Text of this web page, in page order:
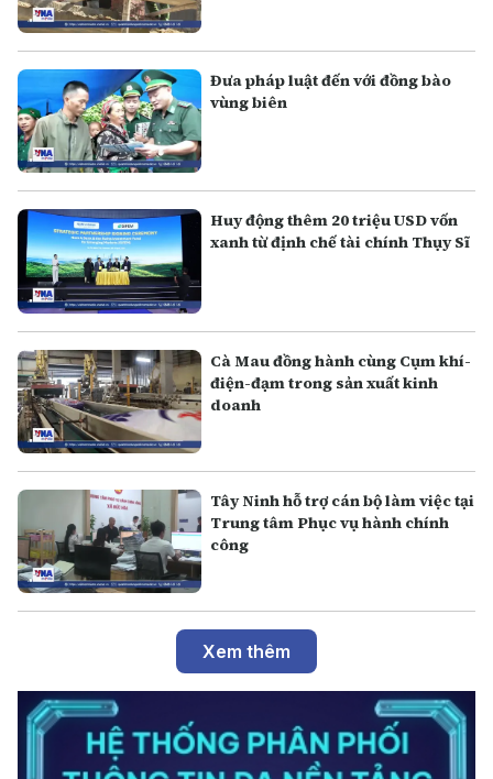
Đưa pháp luật đến với đồng bào
vùng biên
Huy động thêm 20 triệu USD vốn
xanh từ định chế tài chính Thụy Sĩ
Cà Mau đồng hành cùng Cụm khí-
điện-đạm trong sản xuất kinh
doanh
Tây Ninh hỗ trợ cán bộ làm việc tại
Trung tâm Phục vụ hành chính
công
Xem thêm